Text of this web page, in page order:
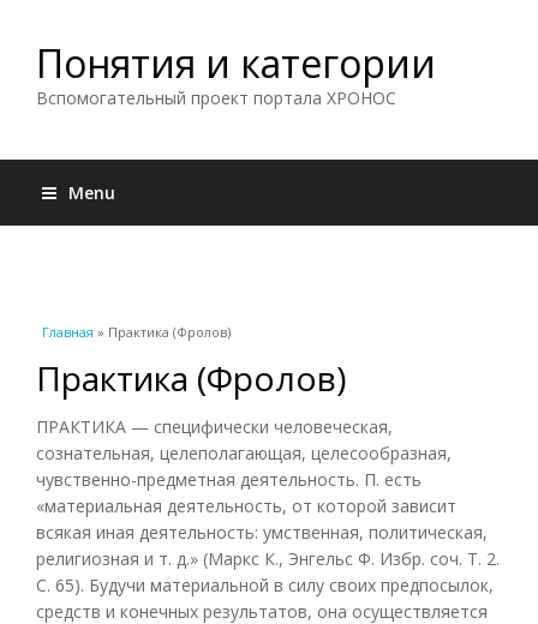
Понятия и категории
Вспомогательный проект портала ХРОНОС
Menu
Вы здесь
Главная » Практика (Фролов)
Практика (Фролов)
ПРАКТИКА — специфически человеческая,
сознательная, целеполагающая, целесообразная,
чувственно-предметная деятельность. П. есть
«материальная деятельность, от которой зависит
всякая иная деятельность: умственная, политическая,
религиозная и т. д.» (Маркс К., Энгельс Ф. Избр. соч. Т. 2.
С. 65). Будучи материальной в силу своих предпосылок,
средств и конечных результатов, она осуществляется